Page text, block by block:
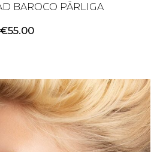
BAROCO PÄRLIGA
€55.00